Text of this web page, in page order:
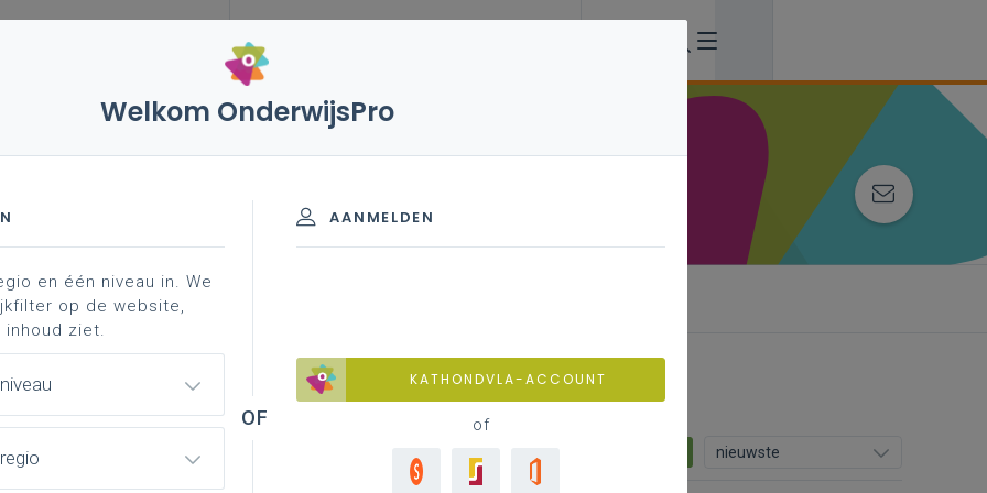
vakken en leerplannen 3de graad
3de graad - A-finaliteit
achtergrond
nieuwste
Welkom OnderwijsPro
AANMELDEN
KATHONDVLA-ACCOUNT
of
en één niveau in. We
op de website,
ziet.